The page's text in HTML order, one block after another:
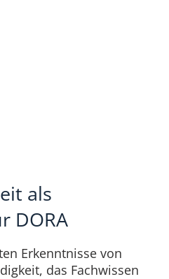
als
DORA
Erkenntnisse von
das Fachwissen